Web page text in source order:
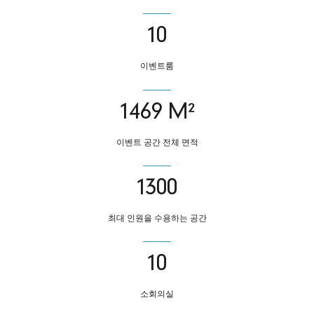
10
이벤트룸
1469 M²
이벤트 공간 전체 면적
1300
최대 인원을 수용하는 공간
10
소회의실